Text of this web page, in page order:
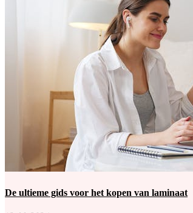
De ultieme gids voor het kopen van laminaat